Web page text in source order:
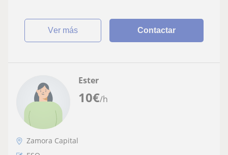
ver más Contactar
10€/h
Ester
Zamora Capital